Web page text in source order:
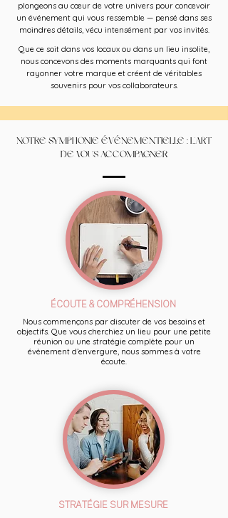
plongeons au cœur de votre univers pour concevoir
un événement qui vous ressemble — pensé dans ses
moindres détails, vécu intensément par vos invités.
Que ce soit dans vos locaux ou dans un lieu insolite,
nous concevons des moments marquants qui font
rayonner votre marque et créent de véritables
souvenirs pour vos collaborateurs.
NOTRE SYMPHONIE ÉVÉNEMENTIELLE : L'ART
DE VOUS ACCOMPAGNER
ÉCOUTE & COMPRÉHENSION
Nous commençons par discuter de vos besoins et
objectifs. Que vous cherchiez un lieu pour une petite
réunion ou une stratégie complète pour un
évènement d’envergure, nous sommes à votre
écoute.
STRATÉGIE SUR MESURE